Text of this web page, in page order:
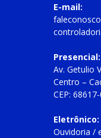
E-mail:
Presencial:
Av. Getulio
Centro –
CEP:
Eletrônico:
Ouvidoria /